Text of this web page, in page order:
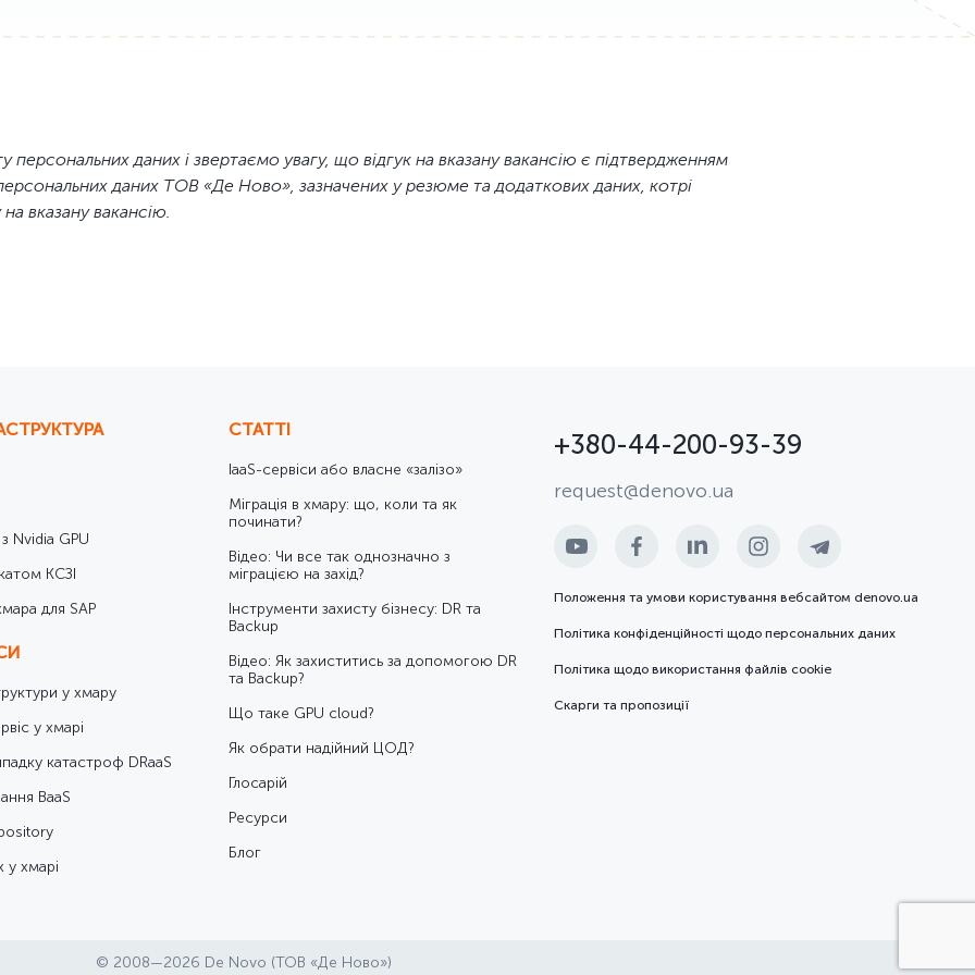
технологій
персональних даних і звертаємо увагу, що відгук на вказану вакансію є підтвердженням
даних ТОВ «Де Ново», зазначених у резюме та додаткових даних, котрі
вказану вакансію.
Nvidia GPU
КСЗІ
для SAP
у хмару
у хмарі
катастроф DRaaS
BaaS
у хмарі
СТАТТІ
IaaS-сервіси або власне «залізо»
Міграція в хмару: що, коли та як
починати?
Відео: Чи все так однозначно з
міграцією на захід?
Інструменти захисту бізнесу: DR та
Backup
Відео: Як захиститись за допомогою DR
та Backup?
Що таке GPU cloud?
Як обрати надійний ЦОД?
Глосарій
Ресурси
Блог
+380-44-200-93-39
request@denovo.ua
Положення та умови користування вебсайтом denovo.ua
Політика конфіденційності щодо персональних даних
Політика щодо використання файлів cookie
Скарги та пропозиції
© 2008—2026 De Novo (ТОВ «Де Ново»)